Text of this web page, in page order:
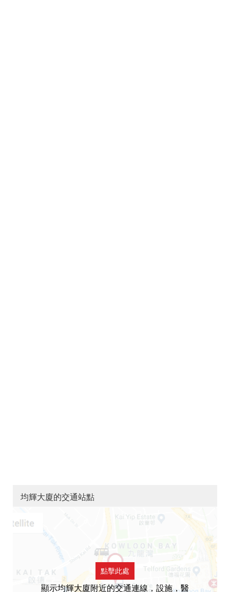
均輝大廈的交通站點
點擊此處
顯示均輝大廈附近的交通連線，設施，醫